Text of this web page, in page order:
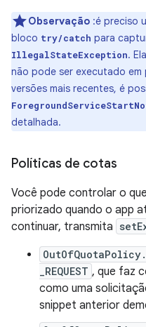
Observação :é preciso
bloco try/catch para
IllegalStateException.
não pode ser executado em
versões mais recentes, é
detalhada.
Políticas de cotas
Você pode controlar o
priorizado quando o app
continuar, transmita
_REQUEST , que faz
como uma
snippet anterior